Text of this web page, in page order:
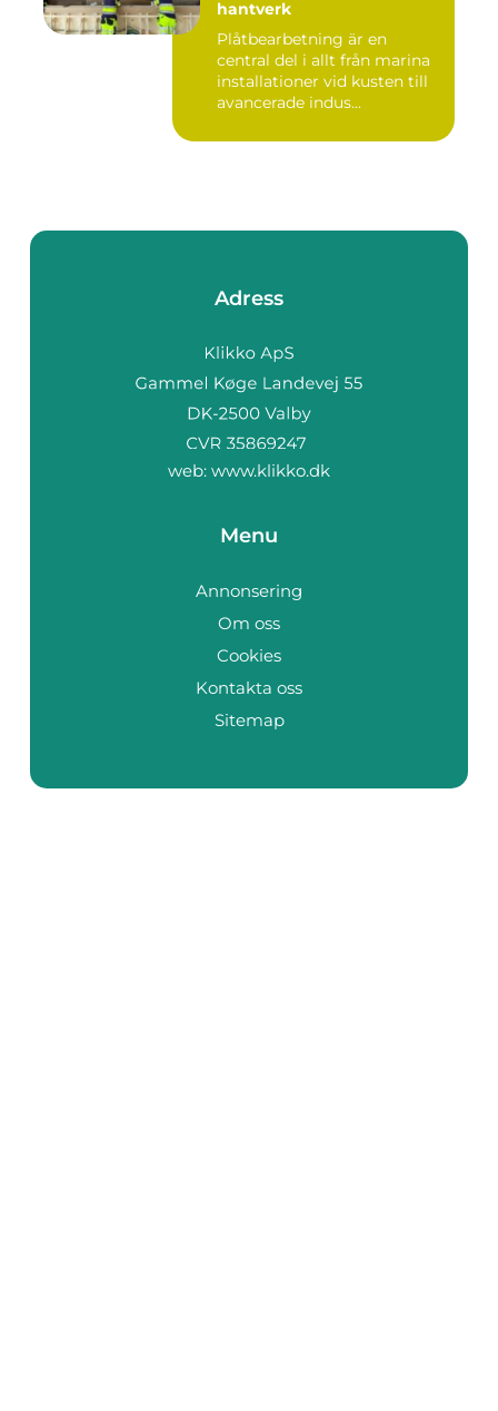
hantverk
Plåtbearbetning är en
central del i allt från marina
installationer vid kusten till
avancerade indus...
Adress
web: www.klikko.dk
Menu
Annonsering
Om oss
Cookies
Kontakta oss
Sitemap